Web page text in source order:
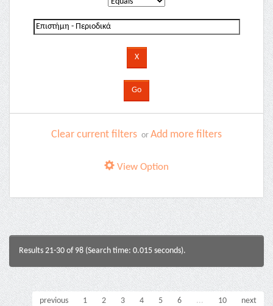
Clear current filters or Add more filters
View Option
Results 21-30 of 98 (Search time: 0.015 seconds).
previous 1 2 3 4 5 6 ... 10 next